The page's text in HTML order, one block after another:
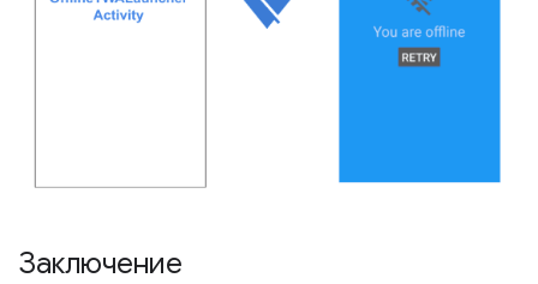
Заключение